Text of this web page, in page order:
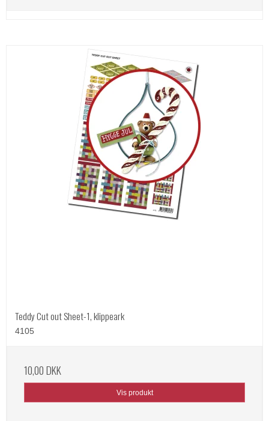
Teddy Cut out Sheet-1, klippeark
4105
10,00 DKK
Vis produkt